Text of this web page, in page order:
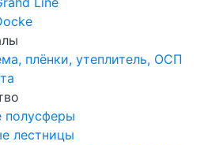
плёнки, утеплитель, ОСП
полусферы
лестницы